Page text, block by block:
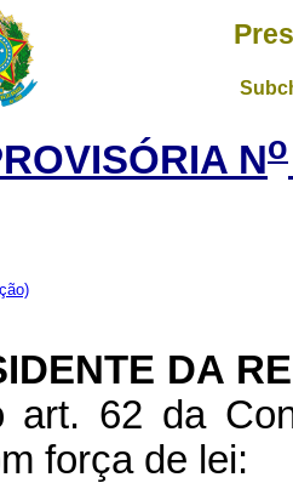
No
DA
art. 62 da
força de lei: